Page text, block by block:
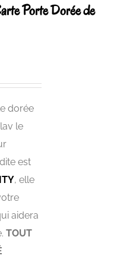
Porte Dorée de
dorée
le
est
, elle
aidera
TOUT